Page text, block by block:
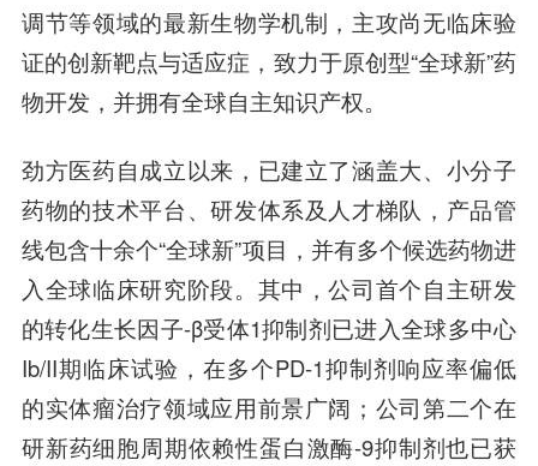
调节等领域的最新生物学机制，主攻尚无临床验
证的创新靶点与适应症，致力于原创型“全球新”药
物开发，并拥有全球自主知识产权。
劲方医药自成立以来，已建立了涵盖大、小分子
药物的技术平台、研发体系及人才梯队，产品管
线包含十余个“全球新”项目，并有多个候选药物进
入全球临床研究阶段。其中，公司首个自主研发
的转化生长因子-β受体1抑制剂已进入全球多中心
Ib/II期临床试验，在多个PD-1抑制剂响应率偏低
的实体瘤治疗领域应用前景广阔；公司第二个在
研新药细胞周期依赖性蛋白激酶-9抑制剂也已获